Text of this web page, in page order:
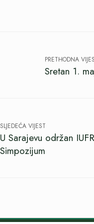
PRETHODNA
Sretan 1.
SLJEDEĆA VIJEST
U Sarajevu održan
Simpozijum